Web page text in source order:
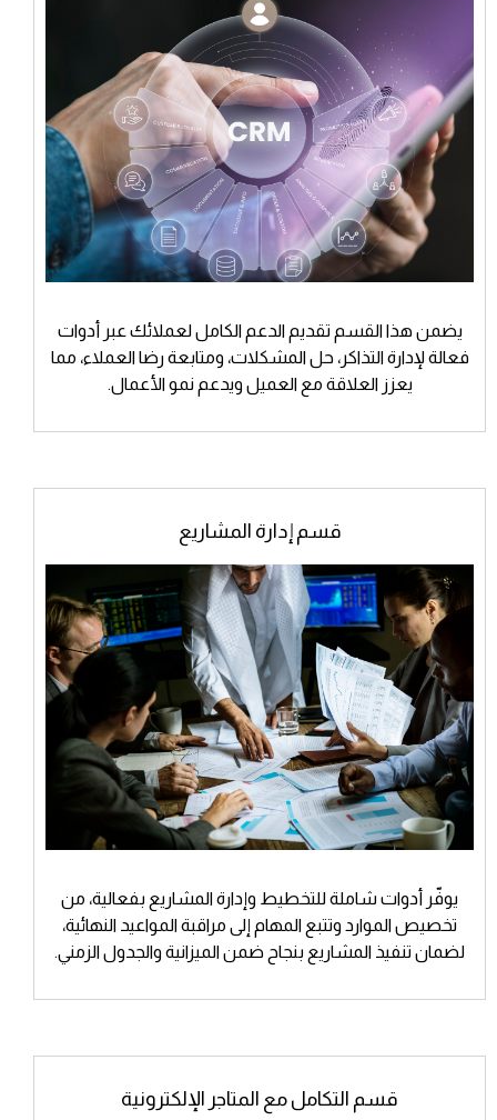
يضمن هذا القسم تقديم الدعم الكامل لعملائك عبر أدوات
فعالة لإدارة التذاكر، حل المشكلات، ومتابعة رضا العملاء، مما
يعزز العلاقة مع العميل ويدعم نمو الأعمال.
قسم إدارة المشاريع
يوفّر أدوات شاملة للتخطيط وإدارة المشاريع بفعالية، من
تخصيص الموارد وتتبع المهام إلى مراقبة المواعيد النهائية،
لضمان تنفيذ المشاريع بنجاح ضمن الميزانية والجدول الزمني.
قسم التكامل مع المتاجر الإلكترونية